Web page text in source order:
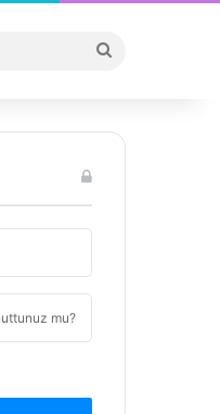
...
mu?